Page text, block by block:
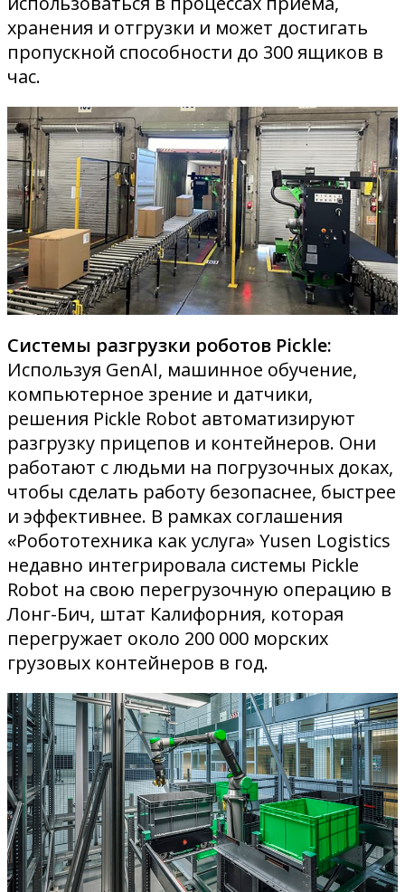
хранения и отгрузки и может достигать
пропускной способности до 300 ящиков в
час.
Системы разгрузки роботов Pickle:
Используя GenAI, машинное обучение,
компьютерное зрение и датчики,
решения Pickle Robot автоматизируют
разгрузку прицепов и контейнеров. Они
работают с людьми на погрузочных доках,
чтобы сделать работу безопаснее, быстрее
и эффективнее. В рамках соглашения
«Робототехника как услуга» Yusen Logistics
недавно интегрировала системы Pickle
Robot на свою перегрузочную операцию в
Лонг-Бич, штат Калифорния, которая
перегружает около 200 000 морских
грузовых контейнеров в год.